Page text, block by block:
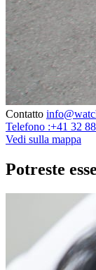
Contatto
Telefono :+41 32
Vedi sulla mappa
Potreste